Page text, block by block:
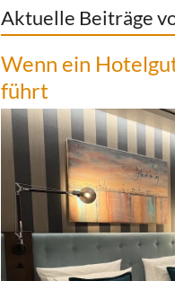
Aktuelle Beiträge
Wenn ein
führt